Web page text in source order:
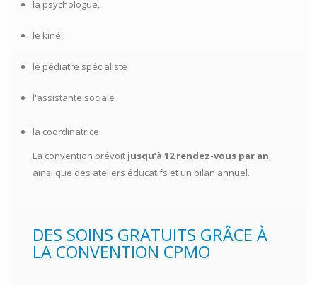
la psychologue,
le kiné,
le pédiatre spécialiste
l'assistante sociale
la coordinatrice
La convention prévoit jusqu’à 12 rendez-vous par an,
ainsi que des ateliers éducatifs et un bilan annuel.
DES SOINS GRATUITS GRÂCE À
LA CONVENTION CPMO